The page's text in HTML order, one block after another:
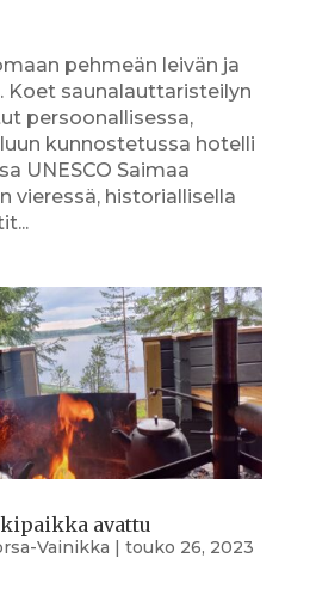
pehmeän leivän ja
Koet saunalauttaristeilyn
persoonallisessa,
kunnostetussa hotelli
UNESCO Saimaa
vieressä, historiallisella
avattu
Vainikka | touko 26, 2023